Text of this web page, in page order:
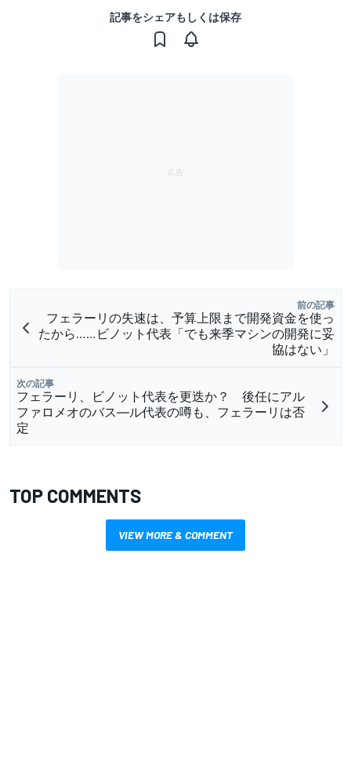
記事をシェアもしくは保存
前の記事
フェラーリの失速は、予算上限まで開発資金を使っ
たから……ビノット代表「でも来季マシンの開発に妥
協はない」
次の記事
フェラーリ、ビノット代表を更迭か？ 後任にアル
ファロメオのバス―ル代表の噂も、フェラーリは否
定
TOP COMMENTS
VIEW MORE & COMMENT